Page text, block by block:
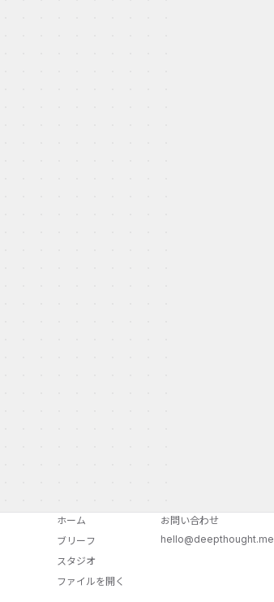
ホーム
ブリーフ
スタジオ
ファイルを開く
お問い合わせ
hello@deepthought.me